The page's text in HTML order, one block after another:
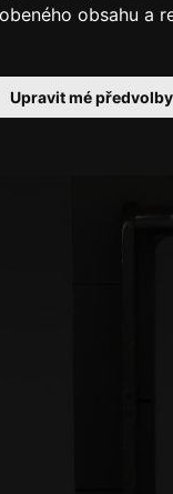
obsahu a
Upravit mé předvolby
shop JOKR